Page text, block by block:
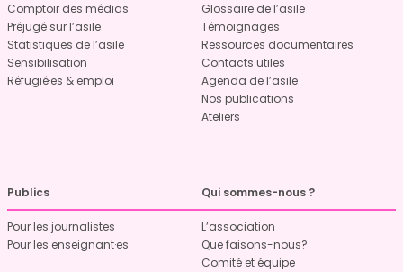
Comptoir des médias
Préjugé sur l’asile
Statistiques de l’asile
Sensibilisation
Réfugié·es & emploi
Glossaire de l’asile
Témoignages
Ressources documentaires
Contacts utiles
Agenda de l’asile
Nos publications
Ateliers
Publics
Pour les journalistes
Pour les enseignant·es
Qui sommes-nous ?
L’association
Que faisons-nous?
Comité et équipe